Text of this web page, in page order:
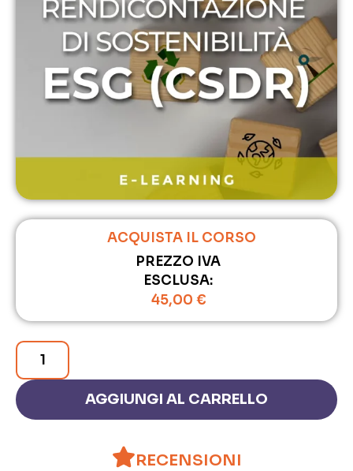
ACQUISTA IL CORSO
PREZZO IVA
ESCLUSA:
45,00 €
AGGIUNGI AL CARRELLO
RECENSIONI